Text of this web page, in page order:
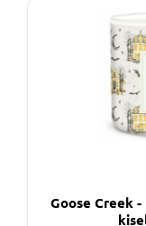
Goose Creek